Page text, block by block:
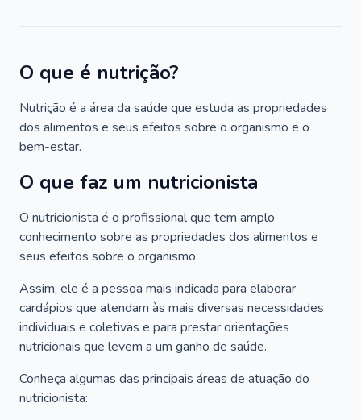
O que é nutrição?
Nutrição é a área da saúde que estuda as propriedades
dos alimentos e seus efeitos sobre o organismo e o
bem-estar.
O que faz um nutricionista
O nutricionista é o profissional que tem amplo
conhecimento sobre as propriedades dos alimentos e
seus efeitos sobre o organismo.
Assim, ele é a pessoa mais indicada para elaborar
cardápios que atendam às mais diversas necessidades
individuais e coletivas e para prestar orientações
nutricionais que levem a um ganho de saúde.
Conheça algumas das principais áreas de atuação do
nutricionista: